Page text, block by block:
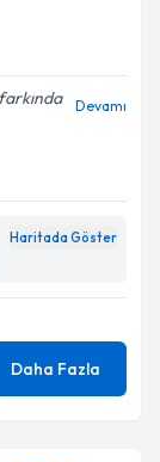
Devamı
Haritada Göster
Daha Fazla